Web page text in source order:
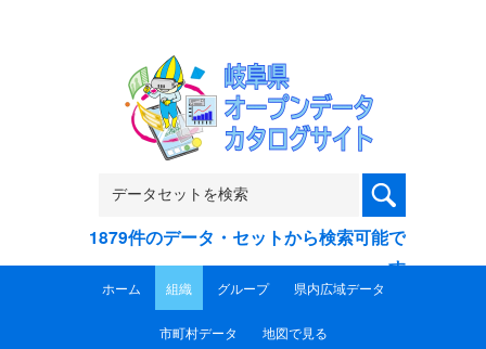
1879件のデータ・セットから検索可能で
す
ホーム 組織 グループ 県内広域データ
市町村データ 地図で見る